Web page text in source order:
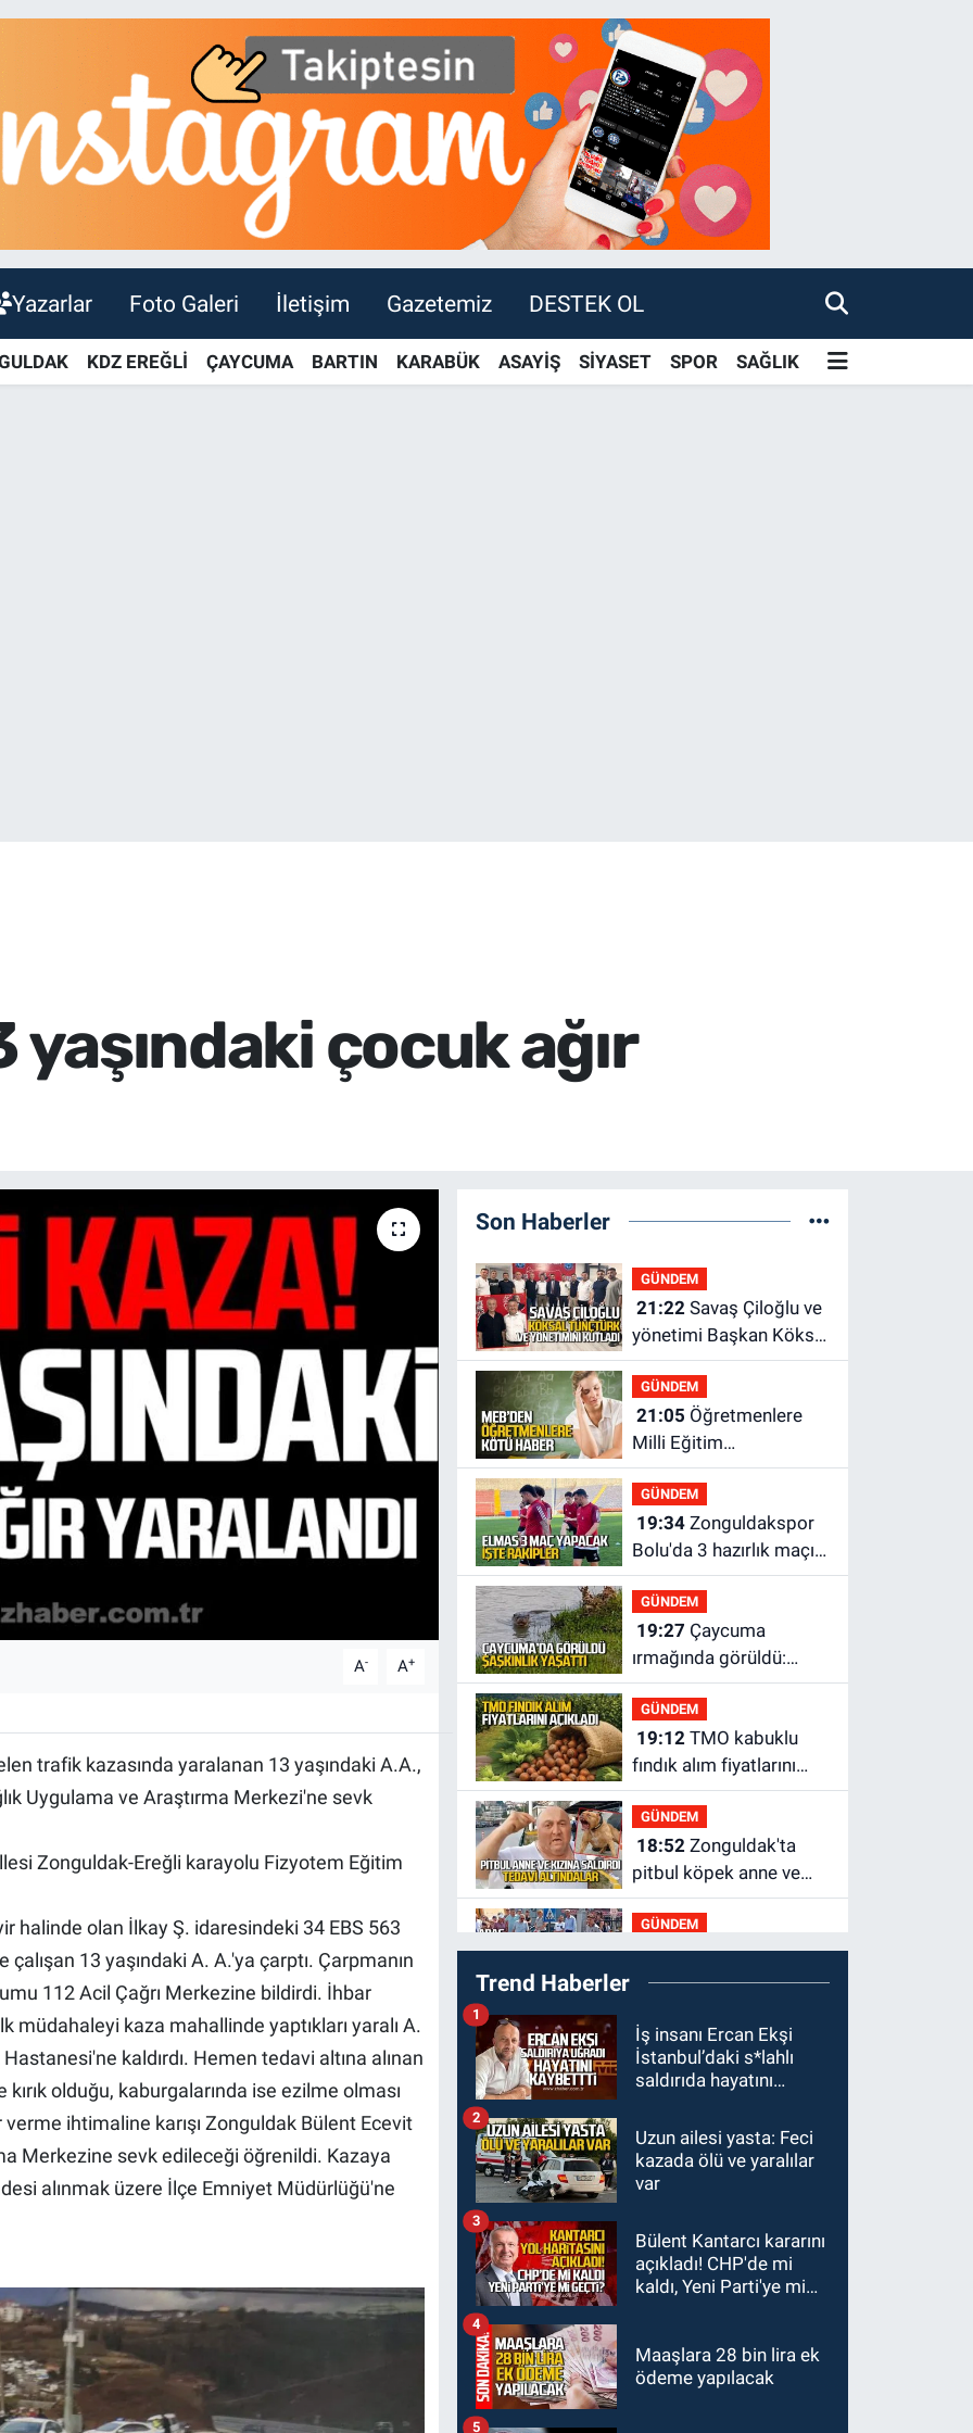
Yazarlar Foto Galeri İletişim Gazetemiz DESTEK OL
KDZ EREĞLİ ÇAYCUMA BARTIN KARABÜK ASAYİŞ SİYASET SPOR SAĞLIK
yaşındaki çocuk ağır
A- A+
trafik kazasında yaralanan 13 yaşındaki A.A.,
Uygulama ve Araştırma Merkezi'ne sevk
Zonguldak-Ereğli karayolu Fizyotem Eğitim
halinde olan İlkay Ş. idaresindeki 34 EBS 563
13 yaşındaki A. A.'ya çarptı. Çarpmanın
112 Acil Çağrı Merkezine bildirdi. İhbar
müdahaleyi kaza mahallinde yaptıkları yaralı A.
kaldırdı. Hemen tedavi altına alınan
olduğu, kaburgalarında ise ezilme olması
ihtimaline karışı Zonguldak Bülent Ecevit
Merkezine sevk edileceği öğrenildi. Kazaya
alınmak üzere İlçe Emniyet Müdürlüğü'ne
Son Haberler
GÜNDEM
21:22Savaş Çiloğlu ve
yönetimi Başkan Köksal
Tunçtürk’ü kutladı
GÜNDEM
21:05
Milli Eğitim
Bakanlığı'ndan kötü
haber
GÜNDEM
19:34Zonguldakspor
Bolu'da 3 hazırlık maçı
oynayacak... İşte
rakipler...
GÜNDEM
19:27
ırmağında görüldü:
Görenler şaşkınlık
yaşadı
GÜNDEM
19:12TMO kabuklu
fındık alım fiyatlarını
açıkladı
GÜNDEM
18:52Zonguldak'ta
pitbul köpek anne ve
çocuğuna saldırdı:
Tedavi altındalar
GÜNDEM
18:44Zonguldak'ta
araç yayaya çarptı: Ağır
altına alındı
GÜNDEM
18:32İşçi lideri Şemsi
Denizer kabri başında
Zonguldak
16:39YENİ Parti
Zonguldak'ta Kurucu İl
oldu
SPOR
15:103. Lig 1. Grup’ta
program açıklandı
Trend Haberler
İş insanı Ercan Ekşi
İstanbul’daki s*lahlı
saldırıda hayatını
1
Uzun ailesi yasta: Feci
kazada ölü ve yaralılar
var
2
Bülent Kantarcı kararını
açıkladı! CHP'de mi
kaldı, Yeni Parti'ye mi
3
Maaşlara 28 bin lira ek
ödeme yapılacak
4
5